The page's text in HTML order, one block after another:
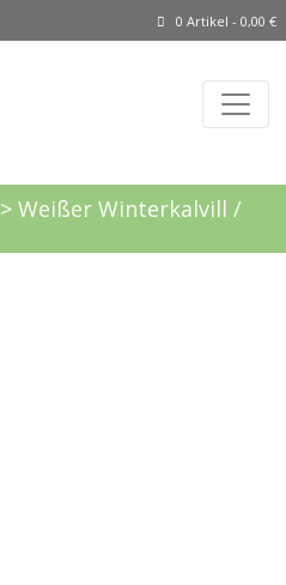
0 Artikel - 0,00 €
> Weißer Winterkalvill /